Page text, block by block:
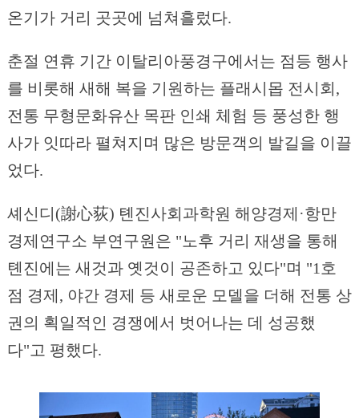
온기가 거리 곳곳에 넘쳐흘렀다.
춘절 연휴 기간 이탈리아풍경구에서는 점등 행사
를 비롯해 새해 복을 기원하는 플래시몹 전시회,
전통 무형문화유산 목판 인쇄 체험 등 풍성한 행
사가 잇따라 펼쳐지며 많은 방문객의 발길을 이끌
었다.
셰신디(謝心荻) 톈진사회과학원 해양경제·항만
경제연구소 부연구원은 "노후 거리 재생을 통해
톈진에는 새것과 옛것이 공존하고 있다"며 "1호
점 경제, 야간 경제 등 새로운 모델을 더해 전통 상
권의 획일적인 경쟁에서 벗어나는 데 성공했
다"고 평했다.